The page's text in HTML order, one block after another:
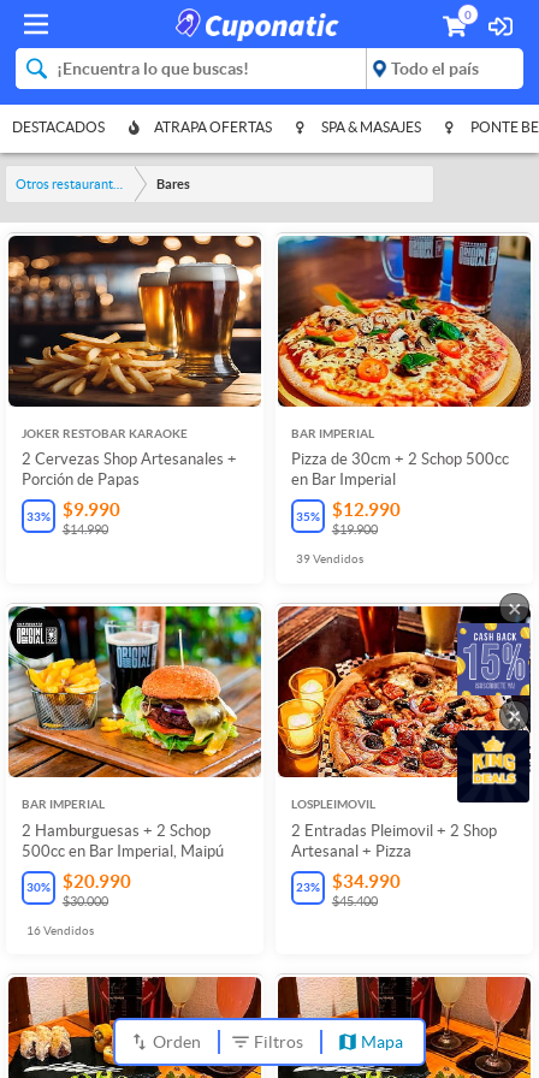
0
DESTACADOS ATRAPA OFERTAS SPA & MASAJES PONTE
Bares
JOKER RESTOBAR KARAOKE
2 Cervezas Shop Artesanales +
Porción de Papas
33% $9.990
$14.990
BAR IMPERIAL
Pizza de 30cm + 2 Schop 500cc
en Bar Imperial
35% $12.990
$19.900
39Vendidos
BAR IMPERIAL
2 Hamburguesas + 2 Schop
500cc en Bar Imperial, Maipú
30% $20.990
$30.000
16Vendidos
LOSPLEIMOVIL
2 Entradas Pleimovil + 2 Shop
Artesanal + Pizza
23% $34.990
$45.400
Orden Filtros Mapa
×
×